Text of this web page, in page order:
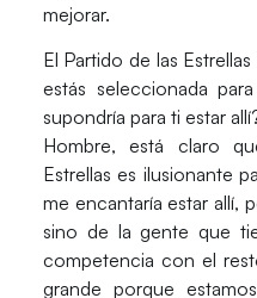
mejorar.
El Partido de las
estás seleccionada
supondría para ti estar
Hombre, está claro
Estrellas es ilusionante
me encantaría estar allí,
sino de la gente que
competencia con el
grande porque